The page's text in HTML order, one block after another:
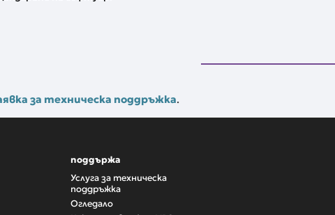
за техническа поддръжка.
поддържа
Услуга за техническа
поддръжка
Огледало